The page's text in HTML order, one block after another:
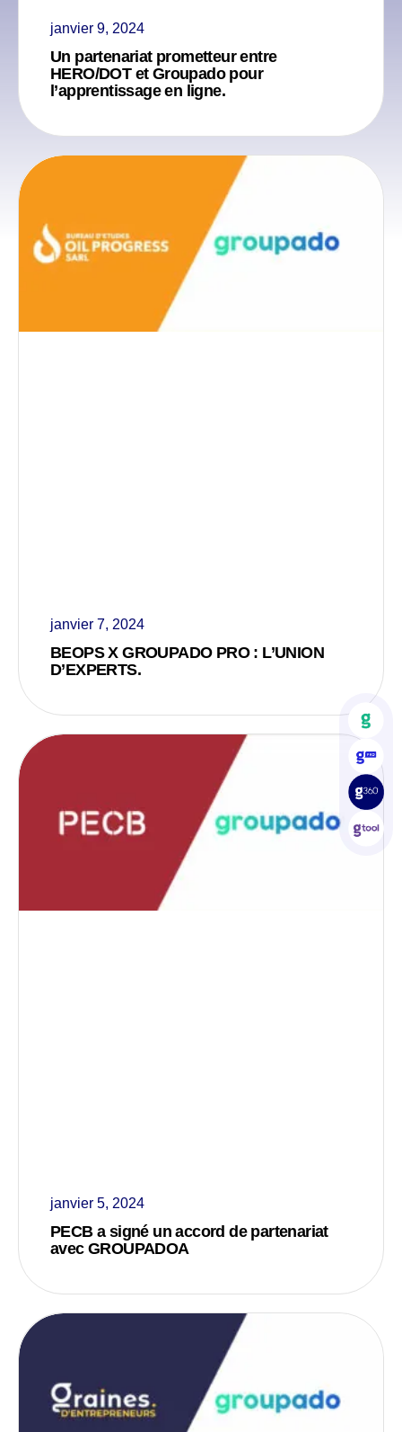
janvier 9, 2024
Un partenariat prometteur entre
HERO/DOT et Groupado pour
l’apprentissage en ligne.
janvier 7, 2024
BEOPS X GROUPADO PRO : L’UNION
D’EXPERTS.
janvier 5, 2024
PECB a signé un accord de partenariat
avec GROUPADOA